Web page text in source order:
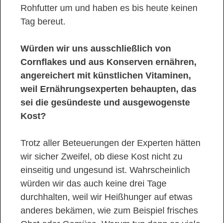
Rohfutter um und haben es bis heute keinen
Tag bereut.
Würden wir uns ausschließlich von
Cornflakes und aus Konserven ernähren,
angereichert mit künstlichen Vitaminen,
weil Ernährungsexperten behaupten, das
sei die gesündeste und ausgewogenste
Kost?
Trotz aller Beteuerungen der Experten hätten
wir sicher Zweifel, ob diese Kost nicht zu
einseitig und ungesund ist. Wahrscheinlich
würden wir das auch keine drei Tage
durchhalten, weil wir Heißhunger auf etwas
anderes bekämen, wie zum Beispiel frisches